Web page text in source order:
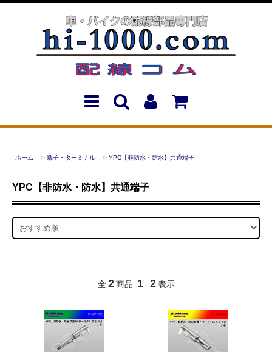
ホーム > 端子・ターミナル > YPC【非防水・防水】共通端子
YPC【非防水・防水】共通端子
全 2 商品 1 - 2 表示